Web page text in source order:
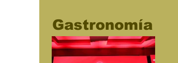
Gastronomía